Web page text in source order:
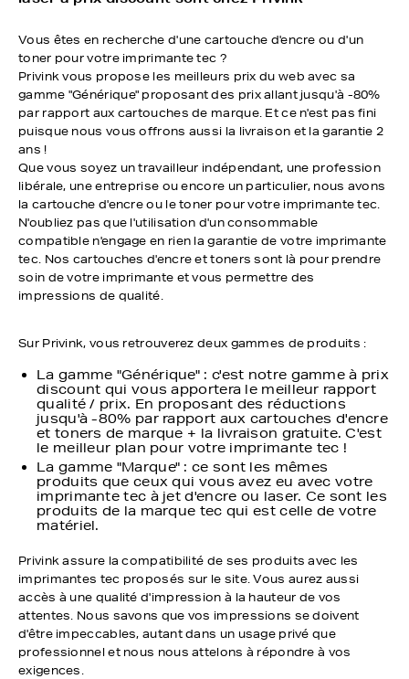
Vous êtes en recherche d'une cartouche d'encre ou d'un
toner pour votre imprimante tec ?
Privink vous propose les meilleurs prix du web avec sa
gamme "Générique" proposant des prix allant jusqu'à -80%
par rapport aux cartouches de marque. Et ce n'est pas fini
puisque nous vous offrons aussi la livraison et la garantie 2
ans !
Que vous soyez un travailleur indépendant, une profession
libérale, une entreprise ou encore un particulier, nous avons
la cartouche d'encre ou le toner pour votre imprimante tec.
N'oubliez pas que l'utilisation d'un consommable
compatible n'engage en rien la garantie de votre imprimante
tec. Nos cartouches d'encre et toners sont là pour prendre
soin de votre imprimante et vous permettre des
impressions de qualité.
Sur Privink, vous retrouverez deux gammes de produits :
La gamme "Générique" : c'est notre gamme à prix
discount qui vous apportera le meilleur rapport
qualité / prix. En proposant des réductions
jusqu'à -80% par rapport aux cartouches d'encre
et toners de marque + la livraison gratuite. C'est
le meilleur plan pour votre imprimante tec !
La gamme "Marque" : ce sont les mêmes
produits que ceux qui vous avez eu avec votre
imprimante tec à jet d'encre ou laser. Ce sont les
produits de la marque tec qui est celle de votre
matériel.
Privink assure la compatibilité de ses produits avec les
imprimantes tec proposés sur le site. Vous aurez aussi
accès à une qualité d'impression à la hauteur de vos
attentes. Nous savons que vos impressions se doivent
d'être impeccables, autant dans un usage privé que
professionnel et nous nous attelons à répondre à vos
exigences.